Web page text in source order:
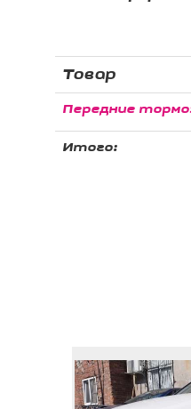
Товар
Передние
Итого: